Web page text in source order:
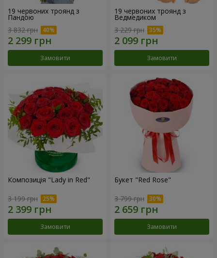
19 червоних троянд з
Пандою
3 832 грн
Замовити
19 червоних троянд з
Ведмедиком
3 229 грн
Замовити
Композиція "Lady in Red"
3 199 грн
Замовити
Букет "Red Rose"
3 799 грн
Замовити